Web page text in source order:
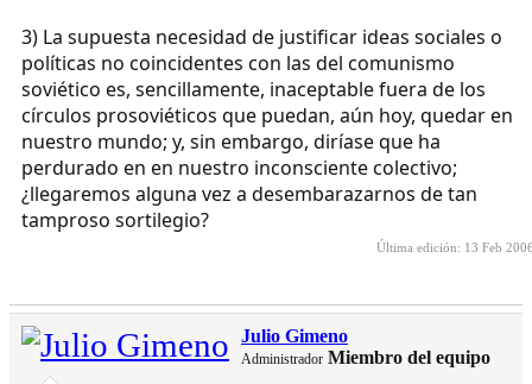
3) La supuesta necesidad de justificar ideas sociales o
políticas no coincidentes con las del comunismo
soviético es, sencillamente, inaceptable fuera de los
círculos prosoviéticos que puedan, aún hoy, quedar en
nuestro mundo; y, sin embargo, diríase que ha
perdurado en en nuestro inconsciente colectivo;
¿llegaremos alguna vez a desembarazarnos de tan
tamproso sortilegio?
Última edición: 13 Feb
Julio Gimeno
Administrador Miembro del equipo